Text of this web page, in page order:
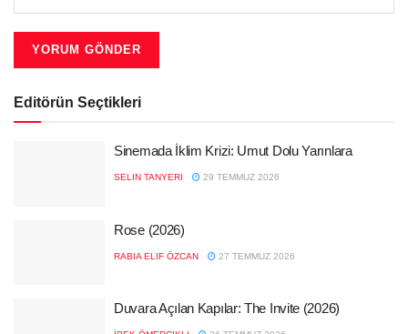
Editörün Seçtikleri
Sinemada İklim Krizi: Umut Dolu Yarınlara
SELIN TANYERI 29 TEMMUZ 2026
Rose (2026)
RABIA ELIF ÖZCAN 27 TEMMUZ 2026
Duvara Açılan Kapılar: The Invite (2026)